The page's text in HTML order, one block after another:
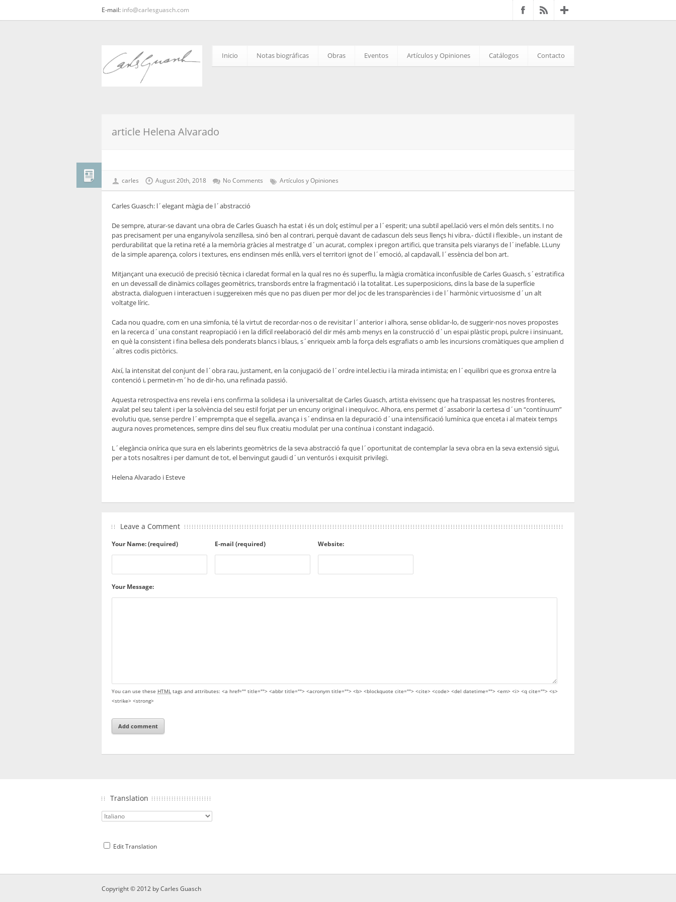
E-mail: info@carlesguasch.com
Inicio Notas biográficas Obras Eventos Artículos y Opiniones Catálogos Contacto
article Helena Alvarado
carles August 20th, 2018 No Comments Artículos y Opiniones
Carles Guasch: l´elegant màgia de l´abstracció
De sempre, aturar-se davant una obra de Carles Guasch ha estat i és un dolç estímul per a l´esperit; una subtil apel.lació vers el món dels sentits. I no
pas precisament per una enganyívola senzillesa, sinó ben al contrari, perquè davant de cadascun dels seus llençs hi vibra,- dúctil i flexible-, un instant de
perdurabilitat que la retina reté a la memòria gràcies al mestratge d´un acurat, complex i pregon artifici, que transita pels viaranys de l´inefable. LLuny
de la simple aparença, colors i textures, ens endinsen més enllà, vers el territori ignot de l´emoció, al capdavall, l´essència del bon art.
Mitjançant una execució de precisió tècnica i claredat formal en la qual res no és superflu, la màgia cromàtica inconfusible de Carles Guasch, s´estratifica
en un devessall de dinàmics collages geomètrics, transbords entre la fragmentació i la totalitat. Les superposicions, dins la base de la superfície
abstracta, dialoguen i interactuen i suggereixen més que no pas diuen per mor del joc de les transparències i de l´harmònic virtuosisme d´un alt
voltatge líric.
Cada nou quadre, com en una simfonia, té la virtut de recordar-nos o de revisitar l´anterior i alhora, sense oblidar-lo, de suggerir-nos noves propostes
en la recerca d´una constant reapropiació i en la difícil reelaboració del dir més amb menys en la construcció d´un espai plàstic propi, pulcre i insinuant,
en què la consistent i fina bellesa dels ponderats blancs i blaus, s´enriqueix amb la força dels esgrafiats o amb les incursions cromàtiques que amplien d
´altres codis pictòrics.
Així, la intensitat del conjunt de l´obra rau, justament, en la conjugació de l´ordre intel.lectiu i la mirada intimista; en l´equilibri que es gronxa entre la
contenció i, permetin-m´ho de dir-ho, una refinada passió.
Aquesta retrospectiva ens revela i ens confirma la solidesa i la universalitat de Carles Guasch, artista eivissenc que ha traspassat les nostres fronteres,
avalat pel seu talent i per la solvència del seu estil forjat per un encuny original i inequívoc. Alhora, ens permet d´assaborir la certesa d´un “contínuum”
evolutiu que, sense perdre l´emprempta que el segella, avança i s´endinsa en la depuració d´una intensificació lumínica que enceta i al mateix temps
augura noves prometences, sempre dins del seu flux creatiu modulat per una contínua i constant indagació.
L´elegància onírica que sura en els laberints geomètrics de la seva abstracció fa que l´oportunitat de contemplar la seva obra en la seva extensió sigui,
per a tots nosaltres i per damunt de tot, el benvingut gaudi d´un venturós i exquisit privilegi.
Helena Alvarado i Esteve
Leave a Comment
Your Name: (required) E-mail (required) Website:
Your Message:
You can use these HTML tags and attributes: <a href="" title=""> <abbr title=""> <acronym title=""> <b> <blockquote cite=""> <cite> <code> <del datetime=""> <em> <i> <q cite=""> <s>
<strike> <strong>
Translation
Edit Translation
Copyright © 2012 byCarles Guasch